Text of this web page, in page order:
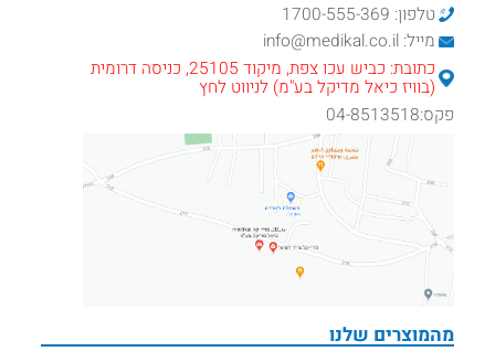
מהמוצרים שלנו
טלפון: 1700-555-369
מייל: info@medikal.co.il
כתובת: כביש עכו צפת, מיקוד 25105, כניסה דרומית
(בוויז כיאל מדיקל בע"מ) לניווט לחץ
פקס:04-8513518